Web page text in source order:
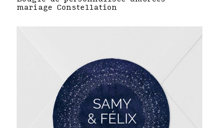
mariage Constellation